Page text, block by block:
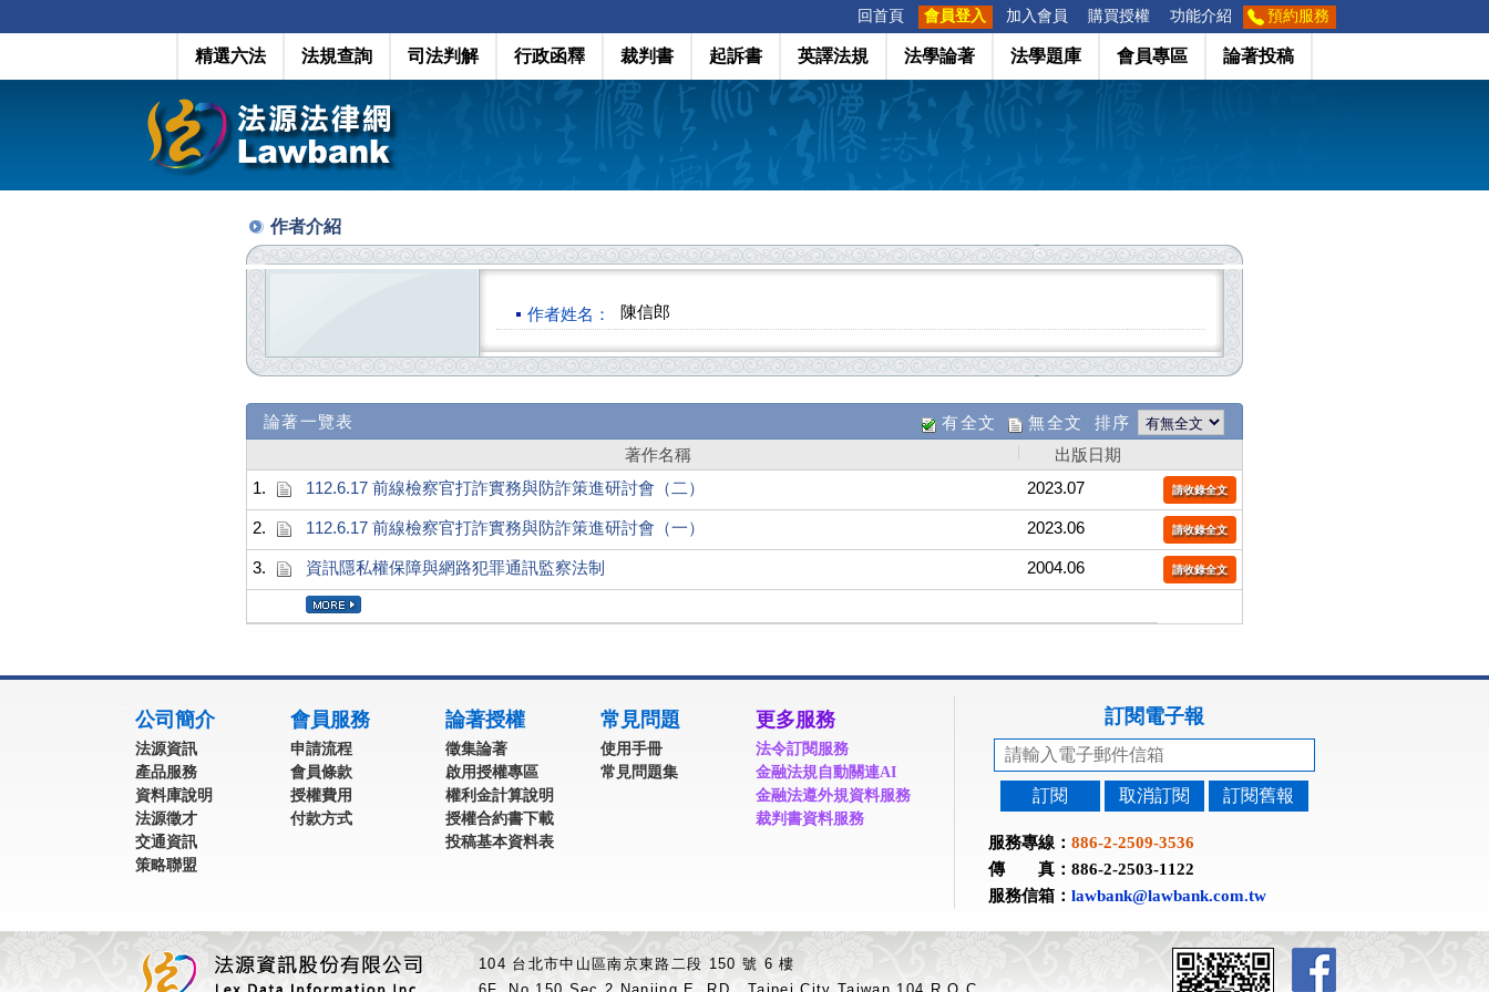
回首頁 會員登入 加入會員 購買授權 功能介紹 預約服務
精選六法 法規查詢 司法判解 行政函釋 裁判書 起訴書 英譯法規 法學論著 法學題庫 會員專區 論著投稿
作者介紹
作者姓名： 陳信郎
論著一覽表 有全文 無全文 排序
著作名稱
出版日期
1.
112.6.17 前線檢察官打詐實務與防詐策進研討會（二） 2023.07 請收錄全文
2. 112.6.17 前線檢察官打詐實務與防詐策進研討會（一） 2023.06 請收錄全文
3. 資訊隱私權保障與網路犯罪通訊監察法制 2004.06 請收錄全文
公司簡介
法源資訊
產品服務
資料庫說明
法源徵才
交通資訊
策略聯盟
會員服務
申請流程
會員條款
授權費用
付款方式
論著授權
徵集論著
啟用授權專區
權利金計算說明
授權合約書下載
投稿基本資料表
常見問題
使用手冊
常見問題集
更多服務
法令訂閱服務
金融法規自動關連AI
金融法遵外規資料服務
裁判書資料服務
訂閱電子報
訂閱 取消訂閱 訂閱舊報
服務專線： 886-2-2509-3536
傳 真：886-2-2503-1122
服務信箱： lawbank@lawbank.com.tw
104 台北市中山區南京東路二段 150 號 6 樓